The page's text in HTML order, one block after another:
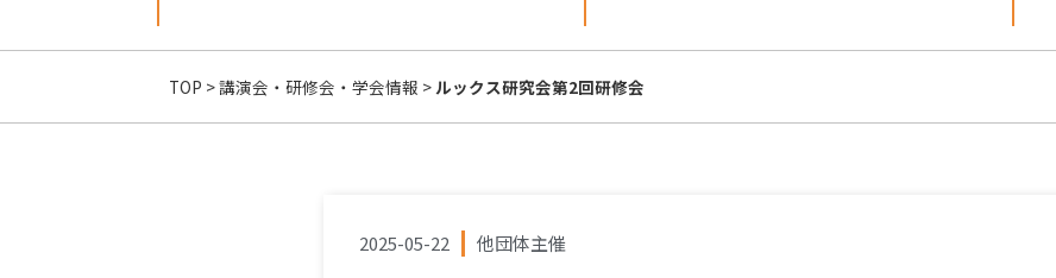
TOP >講演会・研修会・学会情報 > ルックス研究会第2回研修会
2025-05-22 他団体主催